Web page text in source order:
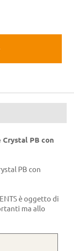
Crystal PB con
PB con
è oggetto di
ma allo